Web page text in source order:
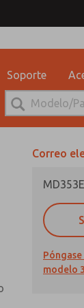
Soporte
Correo
modelo